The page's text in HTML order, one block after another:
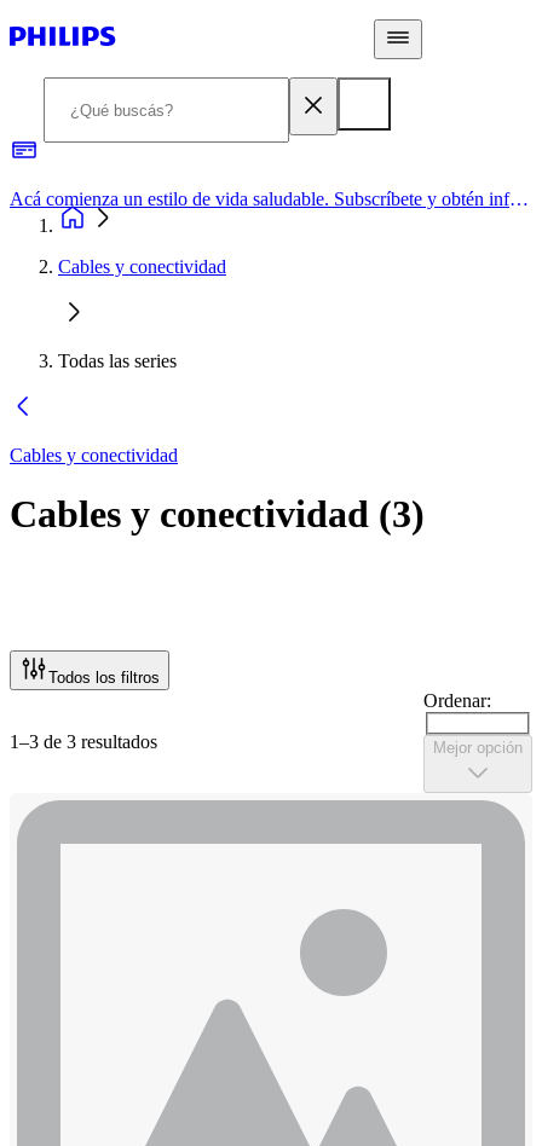
Acá comienza un estilo de vida saludable. Subscríbete y obtén información de primera mano
Cables y conectividad
Todas las series
Cables y conectividad
Cables y conectividad (3)
Todos los filtros
1–3 de 3 resultados
Ordenar:
Mejor opción